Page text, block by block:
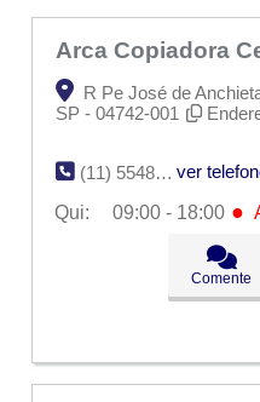
Arca Copiadora
R Pe José de
SP - 04742-001
(11) 5548-1621
ver
Qui:
09:00 - 18:00 ●
09:00 - 18:00
09:00 - 18:00
09:00 - 18:00
Comente